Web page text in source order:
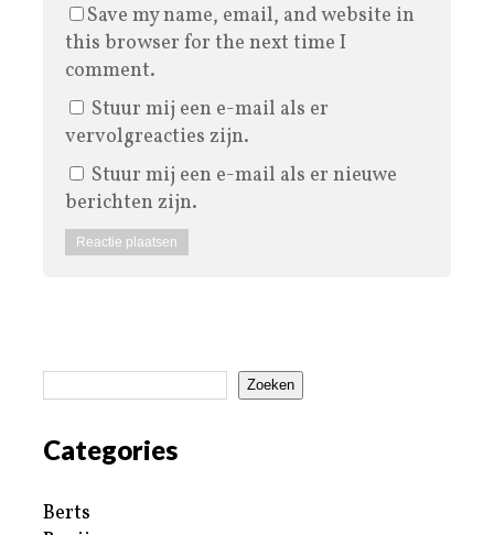
Save my name, email, and website in
this browser for the next time I
comment.
Stuur mij een e-mail als er
vervolgreacties zijn.
Stuur mij een e-mail als er nieuwe
berichten zijn.
Zoeken
Categories
Berts